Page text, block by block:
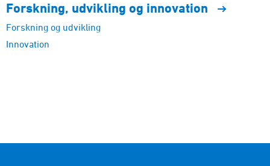
Forskning, udvikling og innovation
Forskning og udvikling
Innovation